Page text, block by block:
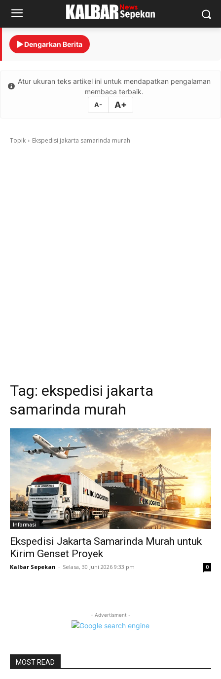
Dengarkan Berita
Atur ukuran teks artikel ini untuk mendapatkan pengalaman
membaca terbaik.
A- A+
Topik Ekspedisi jakarta samarinda murah
Tag: ekspedisi jakarta
samarinda murah
Informasi
Ekspedisi Jakarta Samarinda Murah untuk
Kirim Genset Proyek
Kalbar Sepekan - Selasa, 30 Juni 2026 9:33 pm 0
- Advertisment -
MOST READ